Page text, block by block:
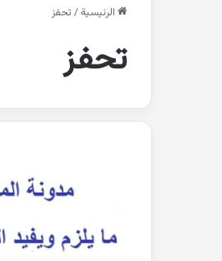
الرئيسية / تحفز
تحفز